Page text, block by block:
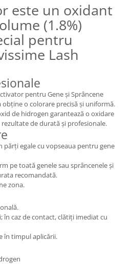
este un oxidant
(1.8%)
pentru
Lash
pentru Gene și Sprâncene
obține o colorare precisă și uniformă.
de hidrogen garantează o oxidare
de durată și profesionale.
părți egale cu vopseaua pentru gene
pe toată genele sau sprâncenele și
recomandată.
zona.
în caz de contact, clătiți imediat cu
în timpul aplicării.